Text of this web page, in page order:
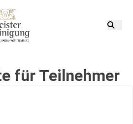
für Teilnehmer